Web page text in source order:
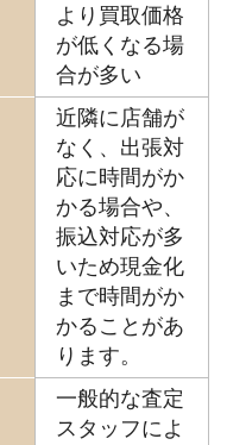
より買取価格
が低くなる場
合が多い
近隣に店舗が
なく、出張対
応に時間がか
かる場合や、
振込対応が多
いため現金化
まで時間がか
かることがあ
ります。
一般的な査定
スタッフによ